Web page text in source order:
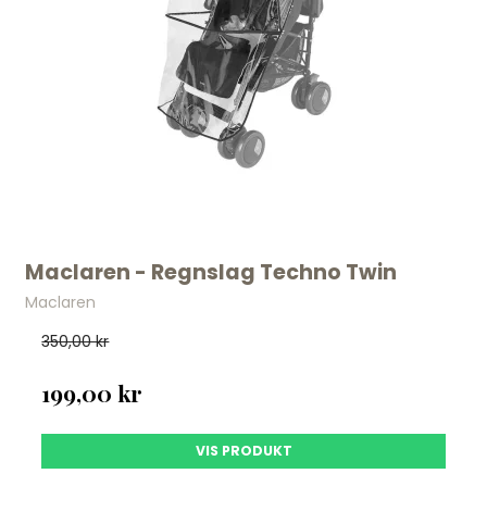
Maclaren - Regnslag Techno Twin
Maclaren
350,00 kr
199,00 kr
VIS PRODUKT